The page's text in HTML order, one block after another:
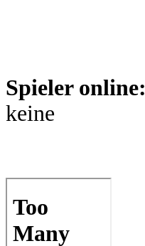
Spieler online:
keine